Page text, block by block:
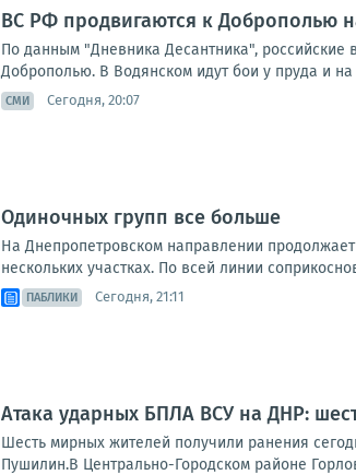
ВС РФ продвигаются к Доброполью
По данным "Дневника Десантника", российские
Доброполью. В Водянском идут бои у пруда и на
СМИ Сегодня, 20:07
Одиночных групп все больше
На Днепропетровском направлении
нескольких участках. По всей линии
ПАБЛИКИ Сегодня, 21:11
Атака ударных БПЛА ВСУ на ДНР:
Шесть мирных жителей получили ранения
Пушилин.В Центрально-Городском районе